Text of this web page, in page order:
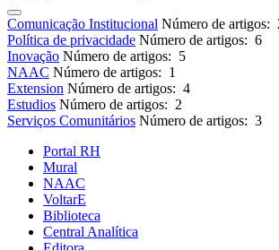
Comunicação Institucional Número de artigos:
Política de privacidade Número de artigos: 6
Inovação Número de artigos: 5
NAAC Número de artigos: 1
Extension Número de artigos: 4
Estudios Número de artigos: 2
Serviços Comunitários Número de artigos: 3
Portal RH
Mural
NAAC
VoltarE
Biblioteca
Central Analítica